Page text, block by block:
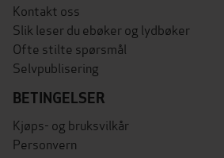
Kontakt oss
Slik leser du ebøker og lydbøker
Ofte stilte spørsmål
Selvpublisering
BETINGELSER
Kjøps- og bruksvilkår
Personvern